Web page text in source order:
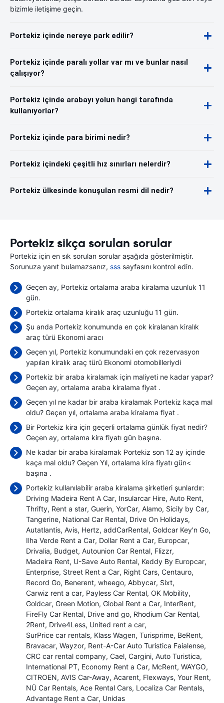
bizimle iletişime geçin.
Portekiz içinde nereye park edilir?
Portekiz içinde paralı yollar var mı ve bunlar nasıl
çalışıyor?
Portekiz içinde arabayı yolun hangi tarafında
kullanıyorlar?
Portekiz içinde para birimi nedir?
Portekiz içindeki çeşitli hız sınırları nelerdir?
Portekiz ülkesinde konuşulan resmi dil nedir?
Portekiz sikça sorulan sorular
Portekiz için en sık sorulan sorular aşağıda gösterilmiştir.
Sorunuza yanıt bulamazsanız, sss sayfasını kontrol edin.
Geçen ay, Portekiz ortalama araba kiralama uzunluk 11
gün.
Portekiz ortalama kiralık araç uzunluğu 11 gün.
Şu anda Portekiz konumunda en çok kiralanan kiralık
araç türü Ekonomi aracı
Geçen yıl, Portekiz konumundaki en çok rezervasyon
yapılan kiralık araç türü Ekonomi otomobilleriydi
Portekiz bir araba kiralamak için maliyeti ne kadar yapar?
Geçen ay, ortalama araba kiralama fiyat .
Geçen yıl ne kadar bir araba kiralamak Portekiz kaça mal
oldu? Geçen yıl, ortalama araba kiralama fiyat .
Bir Portekiz kira için geçerli ortalama günlük fiyat nedir?
Geçen ay, ortalama kira fiyatı gün başına.
Ne kadar bir araba kiralamak Portekiz son 12 ay içinde
kaça mal oldu? Geçen Yıl, ortalama kira fiyatı gün<
başına .
Portekiz kullanılabilir araba kiralama şirketleri şunlardır:
Driving Madeira Rent A Car Insularcar Hire Auto Rent
Thrifty Rent a star Guerin YorCar Alamo Sicily by Car
Tangerine National Car Rental Drive On Holidays
Autatlantis Avis Hertz addCarRental Goldcar Key'n Go
Ilha Verde Rent a Car Dollar Rent a Car Europcar
Drivalia Budget Autounion Car Rental Flizzr
Madeira Rent U-Save Auto Rental Keddy By Europcar
Enterprise Street Rent a Car Right Cars Centauro
Record Go Benerent wheego Abbycar Sixt
Carwiz rent a car Payless Car Rental OK Mobility
Goldcar Green Motion Global Rent a Car InterRent
FireFly Car Rental Drive and go Rhodium Car Rental
2Rent Drive4Less United rent a car
SurPrice car rentals Klass Wagen Turisprime BeRent
Bravacar Wayzor Rent-A-Car Auto Turística Faialense
CRC car rental company Cael Cargini Auto Turistica
International PT Economy Rent a Car McRent WAYGO
CITROEN AVIS Car-Away Acarent Flexways Your Rent
NÜ Car Rentals Ace Rental Cars Localiza Car Rentals
Advantage Rent a Car Unidas